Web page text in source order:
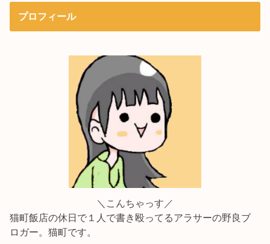
プロフィール
＼こんちゃっす／
猫町飯店の休日で１人で書き殴ってるアラサーの野良ブ
ロガー。猫町です。